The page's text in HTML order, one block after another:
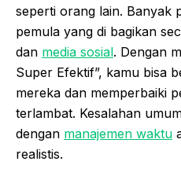
seperti orang lain. Banyak
pemula yang di bagikan
dan media sosial. Dengan
Super Efektif”, kamu bisa
mereka dan memperbaiki
terlambat. Kesalahan
dengan manajemen waktu
realistis.